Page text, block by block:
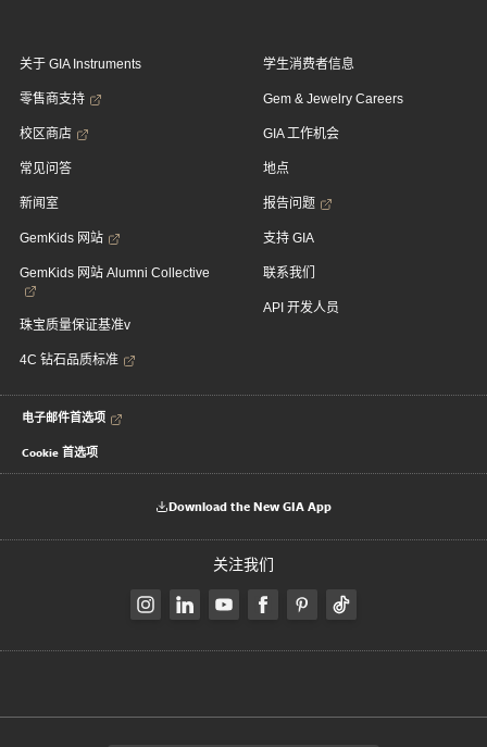
关于 GIA Instruments
零售商支持
校区商店
常见问答
新闻室
GemKids 网站
GemKids 网站 Alumni Collective
珠宝质量保证基准v
4C 钻石品质标准
学生消费者信息
Gem & Jewelry Careers
GIA 工作机会
地点
报告问题
支持 GIA
联系我们
API 开发人员
电子邮件首选项
Cookie 首选项
Download the New GIA App
关注我们